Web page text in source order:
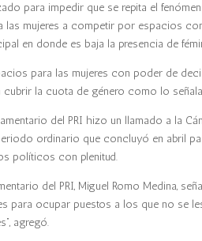
para impedir que se repita el
las mujeres a competir por espacios
en donde es baja la presencia de
para las mujeres con poder de
cubrir la cuota de género como lo
del PRI hizo un llamado a la
ordinario que concluyó en abril
políticos con plenitud.
del PRI, Miguel Romo Medina,
para ocupar puestos a los que no se
agregó.